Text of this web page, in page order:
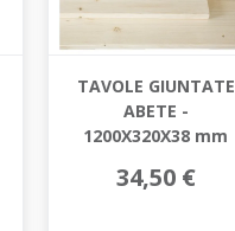
TAVOLE GIUNTATE
ABETE -
1200X320X38 mm
34,50 €